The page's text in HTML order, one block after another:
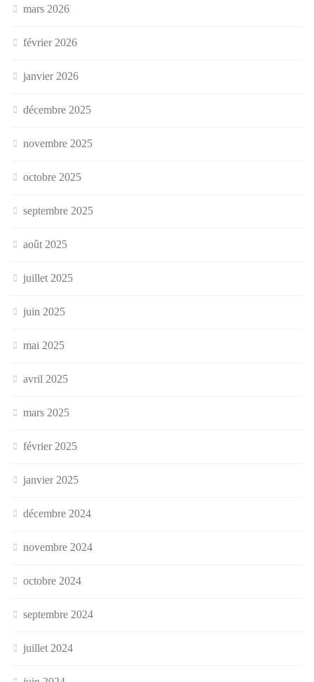
mars 2026
février 2026
janvier 2026
décembre 2025
novembre 2025
octobre 2025
septembre 2025
août 2025
juillet 2025
juin 2025
mai 2025
avril 2025
mars 2025
février 2025
janvier 2025
décembre 2024
novembre 2024
octobre 2024
septembre 2024
juillet 2024